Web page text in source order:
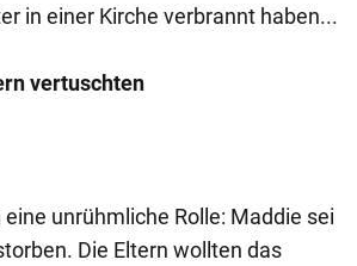
in einer Kirche verbrannt haben...
vertuschten
unrühmliche Rolle: Maddie sei
Die Eltern wollten das